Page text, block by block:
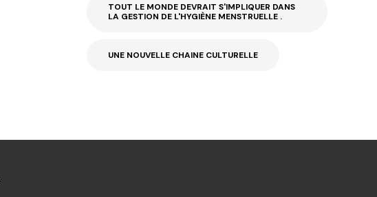
TOUT LE MONDE DEVRAIT S'IMPLIQUER DANS
LA GESTION DE L'HYGIÈNE MENSTRUELLE .
UNE NOUVELLE CHAINE CULTURELLE